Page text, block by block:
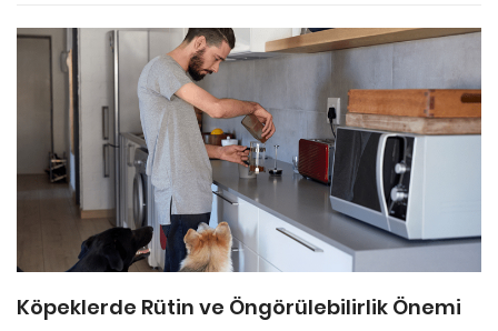
Köpeklerde Rütin ve Öngörülebilirlik Önemi